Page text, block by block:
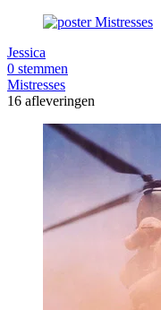
Jessica
0 stemmen
Mistresses
16 afleveringen